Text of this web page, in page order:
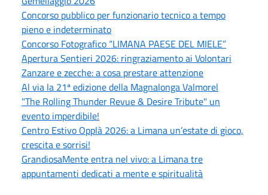
Concorso pubblico per funzionario tecnico a tempo
pieno e indeterminato
Concorso Fotografico “LIMANA PAESE DEL MIELE”
Apertura Sentieri 2026: ringraziamento ai Volontari
Zanzare e zecche: a cosa prestare attenzione
Al via la 21ª edizione della Magnalonga Valmorel
"The Rolling Thunder Revue & Desire Tribute" un
evento imperdibile!
Centro Estivo Opplà 2026: a Limana un’estate di gioco,
crescita e sorrisi!
GrandiosaMente entra nel vivo: a Limana tre
appuntamenti dedicati a mente e spiritualità